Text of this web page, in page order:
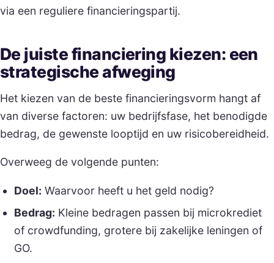
via een reguliere financieringspartij.
De juiste financiering kiezen: een
strategische afweging
Het kiezen van de beste financieringsvorm hangt af
van diverse factoren: uw bedrijfsfase, het benodigde
bedrag, de gewenste looptijd en uw risicobereidheid.
Overweeg de volgende punten:
Doel: Waarvoor heeft u het geld nodig?
Bedrag: Kleine bedragen passen bij microkrediet
of crowdfunding, grotere bij zakelijke leningen of
GO.